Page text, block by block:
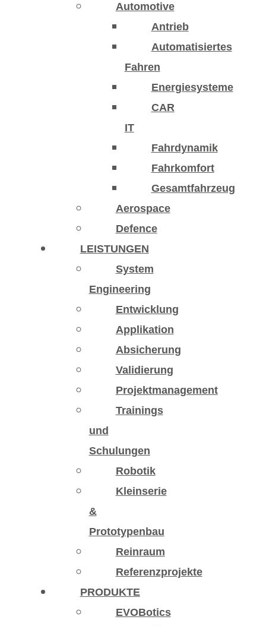
Automotive
Antrieb
Automatisiertes
Fahren
Energiesysteme
CAR
IT
Fahrdynamik
Fahrkomfort
Gesamtfahrzeug
Aerospace
Defence
LEISTUNGEN
System
Engineering
Entwicklung
Applikation
Absicherung
Validierung
Projektmanagement
Trainings
und
Schulungen
Robotik
Kleinserie
&
Prototypenbau
Reinraum
Referenzprojekte
PRODUKTE
EVOBotics